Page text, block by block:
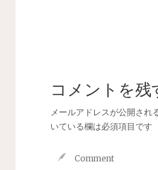
コメントを残
メールアドレスが公開され
いている欄は必須項目です